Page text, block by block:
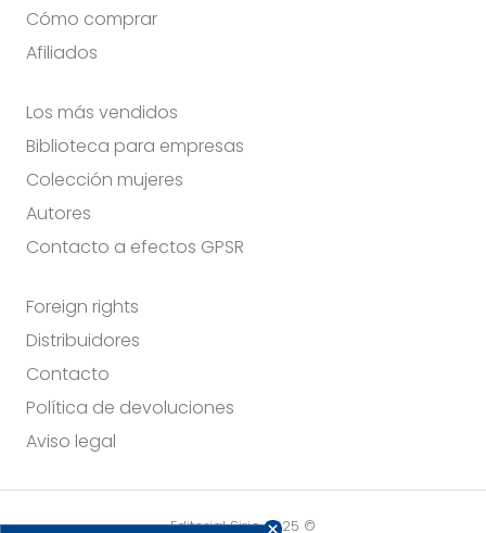
Cómo comprar
Afiliados
Los más vendidos
Biblioteca para empresas
Colección mujeres
Autores
Contacto a efectos GPSR
Foreign rights
Distribuidores
Contacto
Política de devoluciones
Aviso legal
Editorial Sirio 2025 ©